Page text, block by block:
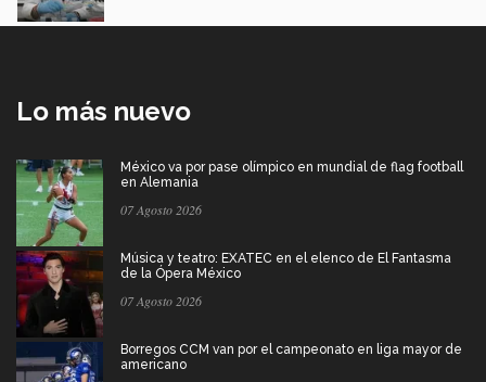
Lo más nuevo
México va por pase olímpico en mundial de flag football
en Alemania
07 Agosto 2026
Música y teatro: EXATEC en el elenco de El Fantasma
de la Ópera México
07 Agosto 2026
Borregos CCM van por el campeonato en liga mayor de
americano